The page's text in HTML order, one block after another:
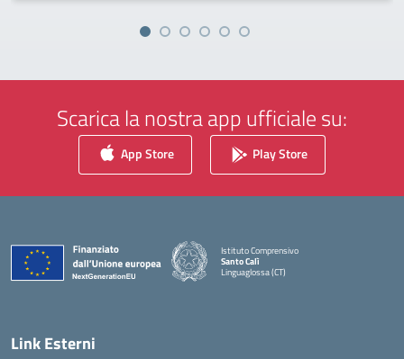
Scarica la nostra app ufficiale su:
App Store Play Store
Istituto Comprensivo
Santo Calì
Linguaglossa (CT)
— Visita la pagina iniziale della scuola
Link Esterni